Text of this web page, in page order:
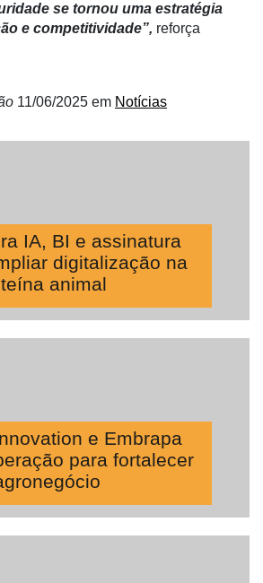
se tornou uma estratégia
e competitividade”, reforça
11/06/2025 em Notícias
IA, BI e assinatura
digitalização na
animal
e Embrapa
para fortalecer